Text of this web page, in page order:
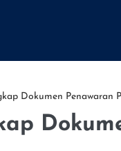
Dokumen Penawaran